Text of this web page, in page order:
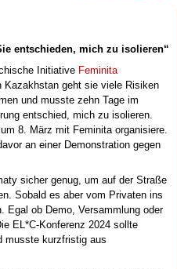
entschieden, mich zu isolieren“
Initiative Feminita
geht sie viele Risiken
und musste zehn Tage im
entschied, mich zu isolieren.
8. März mit Feminita organisiere.
an einer Demonstration gegen
sicher genug, um auf der Straße
Sobald es aber vom Privaten ins
Egal ob Demo, Versammlung oder
EL*C-Konferenz 2024 sollte
musste kurzfristig aus